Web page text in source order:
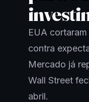
EUA
contra
Mercado já
Wall Street
abril.